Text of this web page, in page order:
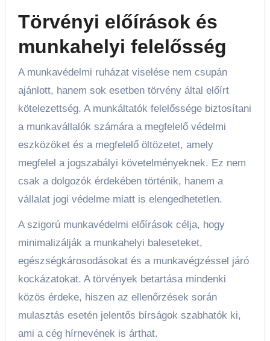
Törvényi előírások és
munkahelyi felelősség
A munkavédelmi ruházat viselése nem csupán
ajánlott, hanem sok esetben törvény által előírt
kötelezettség. A munkáltatók felelőssége biztosítani
a munkavállalók számára a megfelelő védelmi
eszközöket és a megfelelő öltözetet, amely
megfelel a jogszabályi követelményeknek. Ez nem
csak a dolgozók érdekében történik, hanem a
vállalat jogi védelme miatt is elengedhetetlen.
A szigorú munkavédelmi előírások célja, hogy
minimalizálják a munkahelyi baleseteket,
egészségkárosodásokat és a munkavégzéssel járó
kockázatokat. A törvények betartása mindenki
közös érdeke, hiszen az ellenőrzések során
mulasztás esetén jelentős bírságok szabhatók ki,
ami a cég hírnevének is árthat.